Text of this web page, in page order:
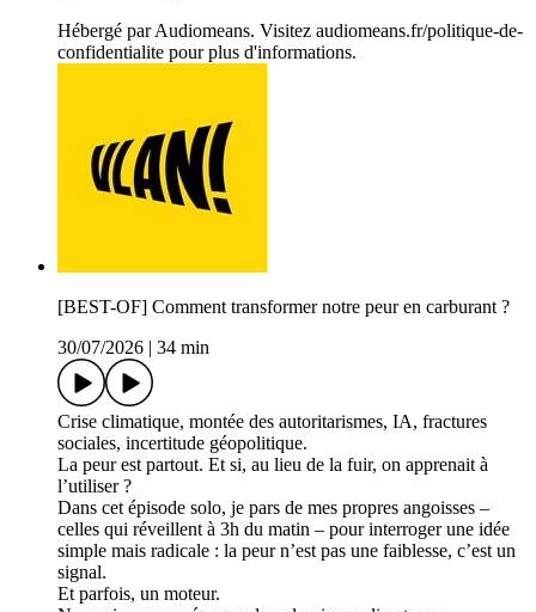
Hébergé par Audiomeans. Visitez audiomeans.fr/politique-de-
confidentialite pour plus d'informations.
[BEST-OF] Comment transformer notre peur en carburant ?
30/07/2026
34 min
Crise climatique, montée des autoritarismes, IA, fractures
sociales, incertitude géopolitique.
La peur est partout. Et si, au lieu de la fuir, on apprenait à
l’utiliser ?
Dans cet épisode solo, je pars de mes propres angoisses –
celles qui réveillent à 3h du matin – pour interroger une idée
simple mais radicale : la peur n’est pas une faiblesse, c’est un
signal.
Et parfois, un moteur.